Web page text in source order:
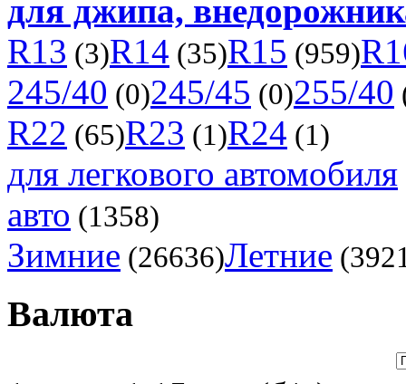
для джипа,
R13 (3)R14 (35)R15 (959)
245/40 (0)245/45 (0)255/40
R22 (65)R23 (1)R24 (1)
для легкового автомобиля
авто (1358)
Зимние (26636)Летние
Валюта